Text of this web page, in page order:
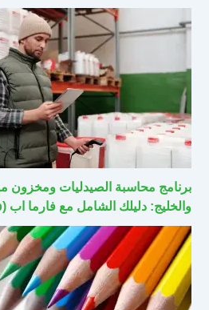
برنامج محاسبة الصيدليات ومخزون
والخليج: دليلك الشامل مع فارما اب (PharmUp)